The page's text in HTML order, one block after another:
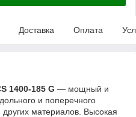
Доставка Оплата
1400-185 G — мощный и
и поперечного
материалов. Высокая